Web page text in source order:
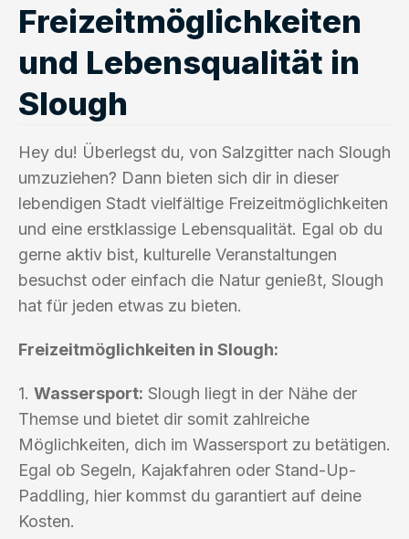
Freizeitmöglichkeiten
und Lebensqualität in
Slough
Hey du! Überlegst du, von Salzgitter nach Slough
umzuziehen? Dann bieten sich dir in dieser
lebendigen Stadt vielfältige Freizeitmöglichkeiten
und eine erstklassige Lebensqualität. Egal ob du
gerne aktiv bist, kulturelle Veranstaltungen
besuchst oder einfach die Natur genießt, Slough
hat für jeden etwas zu bieten.
Freizeitmöglichkeiten in Slough:
1. Wassersport: Slough liegt in der Nähe der
Themse und bietet dir somit zahlreiche
Möglichkeiten, dich im Wassersport zu betätigen.
Egal ob Segeln, Kajakfahren oder Stand-Up-
Paddling, hier kommst du garantiert auf deine
Kosten.